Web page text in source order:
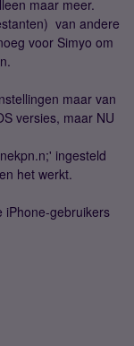
maar meer.
van andere
voor Simyo om
maar van
versies, maar NU
ingesteld
het werkt.
iPhone-gebruikers